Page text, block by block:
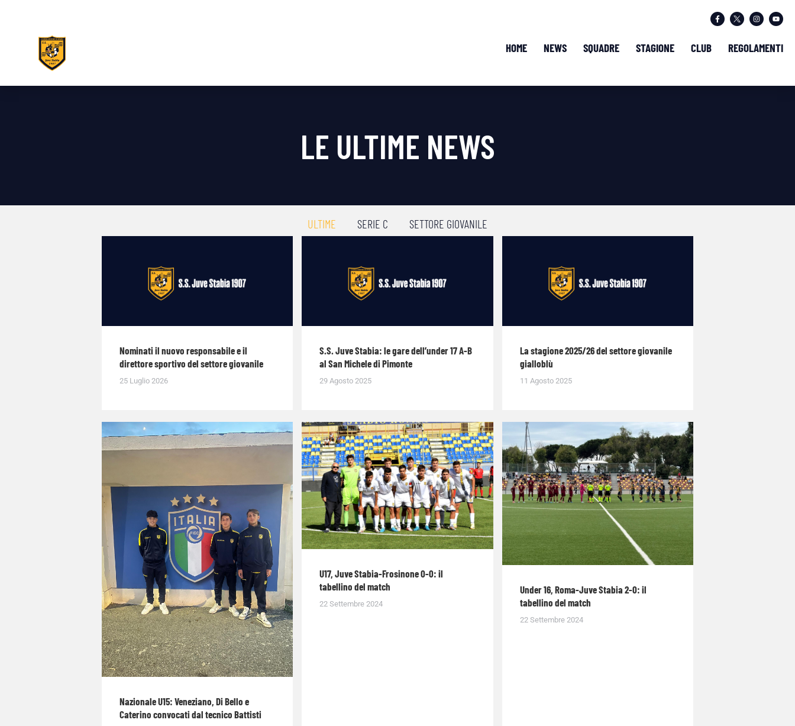
HOME NEWS SQUADRE STAGIONE CLUB REGOLAMENTI
LE ULTIME NEWS
ULTIME SERIE C SETTORE GIOVANILE
Nominati il nuovo responsabile e il
direttore sportivo del settore giovanile
25 Luglio 2026
S.S. Juve Stabia: le gare dell’under 17 A-B
al San Michele di Pimonte
29 Agosto 2025
La stagione 2025/26 del settore giovanile
gialloblù
11 Agosto 2025
Nazionale U15: Veneziano, Di Bello e
Caterino convocati dal tecnico Battisti
U17, Juve Stabia-Frosinone 0-0: il
tabellino del match
22 Settembre 2024
Under 16, Roma-Juve Stabia 2-0: il
tabellino del match
22 Settembre 2024